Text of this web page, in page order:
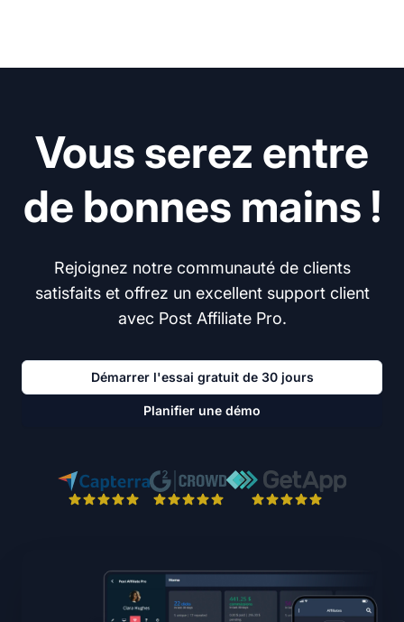
Vous serez entre
de bonnes mains !
Rejoignez notre communauté de clients
satisfaits et offrez un excellent support client
avec Post Affiliate Pro.
Démarrer l'essai gratuit de 30 jours
Planifier une démo